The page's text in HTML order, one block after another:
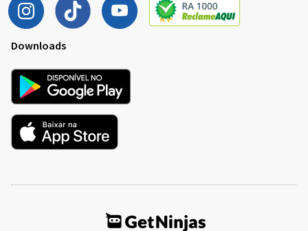
Downloads